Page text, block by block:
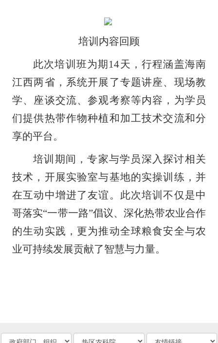
培训内容回顾
此次培训班为期 14天，行程涵盖海南
江西两省，系统开展了专题讲座、现场教
学、座谈交流、参观考察等内容，为学员
们提供热带作物种植和加工技术交流和分
享的平台。
培训期间，专家与学员深入探讨相关
技术，开展实验室与基地的实操训练，并
在互动中增进了友谊。此次培训不仅是中
哥落实“一带一路”倡议、深化热带农业合作
的生动实践，更为推动全球粮食安全与农
业可持续发展贡献了智慧与力量。